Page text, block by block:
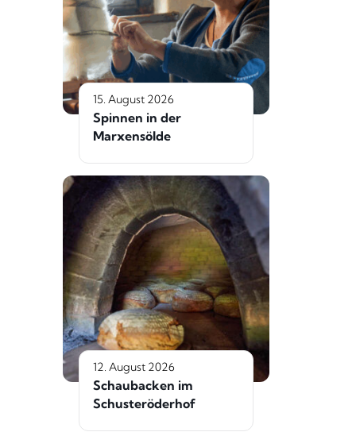
15. August 2026
Spinnen in der
Marxensölde
12. August 2026
Schaubacken im
Schusteröderhof